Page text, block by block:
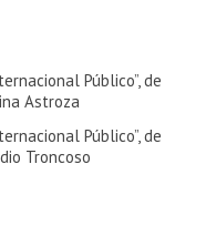
Público”, de
Astroza
Público”, de
Troncoso